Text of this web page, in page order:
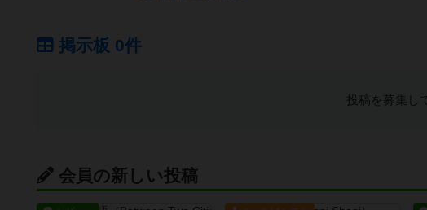
掲示板 0件
投稿を募集し
会員の新しい投稿